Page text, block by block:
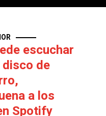
escuchar
de
a los
Spotify